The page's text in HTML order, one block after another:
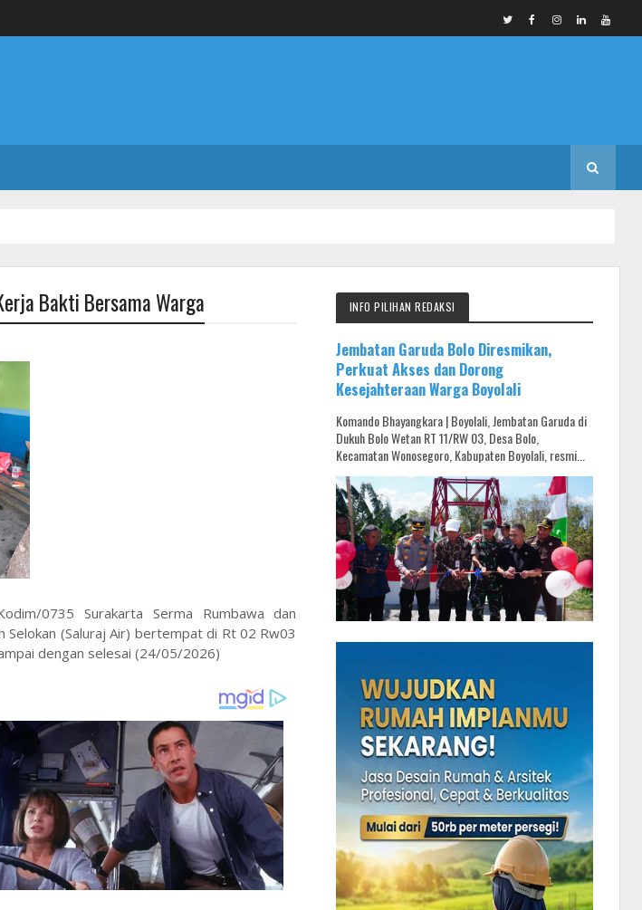
Bakti Bersama Warga
0735 Surakarta Serma Rumbawa dan
(Saluraj Air) bertempat di Rt 02 Rw03
dengan selesai (24/05/2026)
INFO PILIHAN REDAKSI
Jembatan Garuda Bolo Diresmikan,
Perkuat Akses dan Dorong
Kesejahteraan Warga Boyolali
Komando Bhayangkara | Boyolali, Jembatan Garuda di
Dukuh Bolo Wetan RT 11/RW 03, Desa Bolo,
Kecamatan Wonosegoro, Kabupaten Boyolali, resmi...